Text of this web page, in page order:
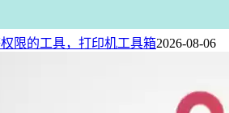
限的工具，打印机工具箱2026-08-06